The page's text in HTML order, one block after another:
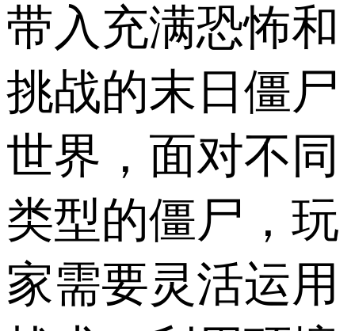
带入充满恐怖和
挑战的末日僵尸
世界，面对不同
类型的僵尸，玩
家需要灵活运用